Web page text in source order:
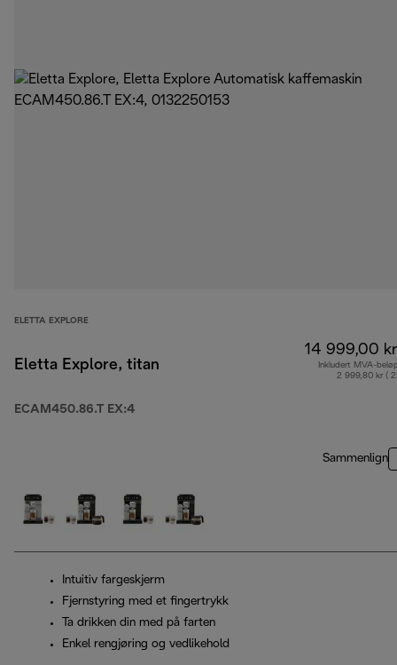
ELETTA EXPLORE
Eletta Explore, titan
ECAM450.86.T EX:4
14 999,00 kr
Inkludert MVA-
2 999,80 kr (
Sammenlign
Intuitiv fargeskjerm
Fjernstyring med et fingertrykk
Ta drikken din med på farten
Enkel rengjøring og vedlikehold